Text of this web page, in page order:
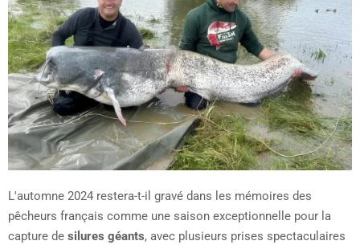
L'automne 2024 restera-t-il gravé dans les mémoires des
pêcheurs français comme une saison exceptionnelle pour la
capture de silures géants, avec plusieurs prises spectaculaires